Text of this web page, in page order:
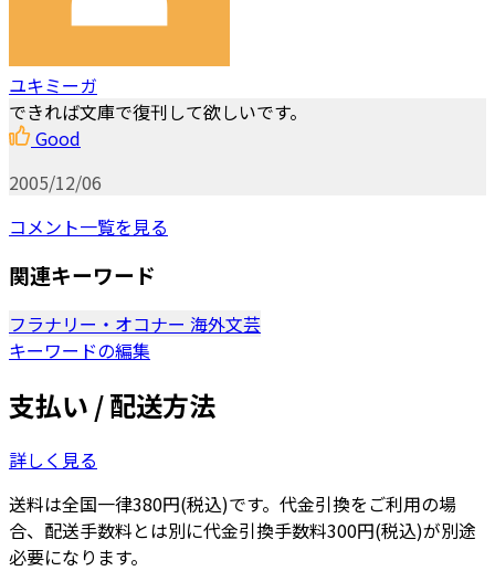
ユキミーガ
できれば文庫で復刊して欲しいです。
Good
2005/12/06
コメント一覧を見る
関連キーワード
フラナリー・オコナー 海外文芸
キーワードの編集
支払い / 配送方法
詳しく見る
送料は全国一律380円(税込)です。代金引換をご利用の場
合、配送手数料とは別に代金引換手数料300円(税込)が別途
必要になります。